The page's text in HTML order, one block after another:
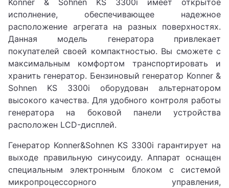
исполнение, обеспечивающее надежное
расположение агрегата на разных поверхностях.
Данная модель генератора привлекает
покупателей своей компактностью. Вы сможете с
максимальным комфортом транспортировать и
хранить генератор. Бензиновый генератор Konner &
Sohnen KS 3300i оборудован альтернатором
высокого качества. Для удобного контроля работы
генератора на боковой панели устройства
расположен LCD-дисплей.
Генератор Konner&Sohnen KS 3300i гарантирует на
выходе правильную синусоиду. Аппарат оснащен
специальным электронным блоком с системой
микропроцессорного управления,